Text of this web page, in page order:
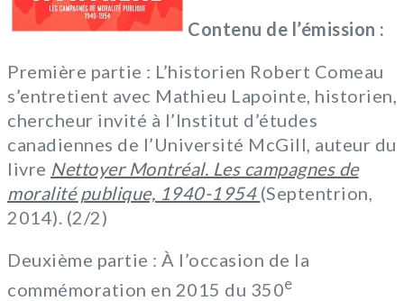
Contenu de l’émission :
Première partie : L’historien Robert Comeau
s’entretient avec Mathieu Lapointe, historien,
chercheur invité à l’Institut d’études
canadiennes de l’Université McGill, auteur du
livre Nettoyer Montréal. Les campagnes de
moralité publique, 1940-1954 (Septentrion,
2014). (2/2)
Deuxième partie : À l’occasion de la
commémoration en 2015 du 350e